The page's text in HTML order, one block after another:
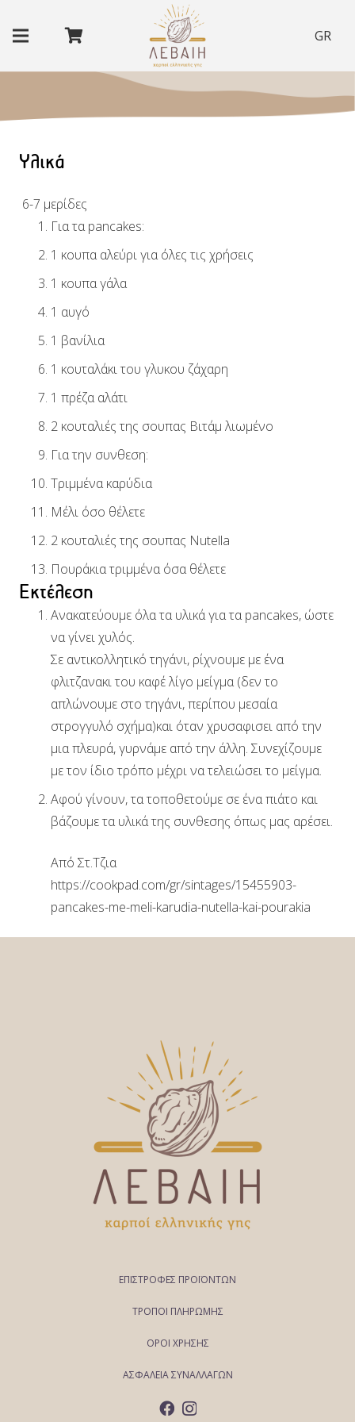
GR
Υλικά
6-7 μερίδες
Για τα pancakes:
1 κουπααλεύρι για όλες τις χρήσεις
1 κουπαγάλα
1 αυγό
1 βανίλια
1 κουταλάκι του γλυκου ζάχαρη
1 πρέζααλάτι
2 κουταλιές της σουπας Βιτάμ λιωμένο
Για την συνθεση:
Τριμμένα καρύδια
Μέλι όσο θέλετε
2 κουταλιές της σουπας Nutella
Πουράκια τριμμένα όσα θέλετε
Εκτέλεση
Ανακατεύουμε όλα τα υλικά για τα pancakes, ώστε
να γίνει χυλός.
Σε αντικολλητικό τηγάνι, ρίχνουμε με ένα
φλιτζανακι του καφέ λίγο μείγμα (δεν το
απλώνουμε στο τηγάνι, περίπου μεσαία
στρογγυλό σχήμα)και όταν χρυσαφισει από την
μια πλευρά, γυρνάμε από την άλλη. Συνεχίζουμε
με τον ίδιο τρόπο μέχρι να τελειώσει το μείγμα.
Αφού γίνουν, τα τοποθετούμε σε ένα πιάτο και
βάζουμε τα υλικά της συνθεσης όπως μας αρέσει.
Από Στ.Τζια
https://cookpad.com/gr/sintages/15455903-
pancakes-me-meli-karudia-nutella-kai-pourakia
ΕΠΙΣΤΡΟΦΕΣ ΠΡΟΪΟΝΤΩΝ
ΤΡΟΠΟΙ ΠΛΗΡΩΜΗΣ
ΟΡΟΙ ΧΡΗΣΗΣ
ΑΣΦΑΛΕΙΑ ΣΥΝΑΛΛΑΓΩΝ